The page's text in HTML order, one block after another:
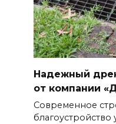
Надежный
от компании
Современное
благоустройство